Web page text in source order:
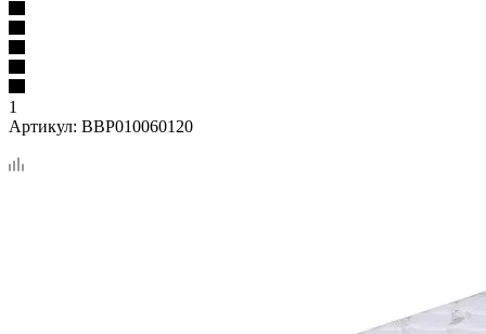
1
Артикул: BBP010060120